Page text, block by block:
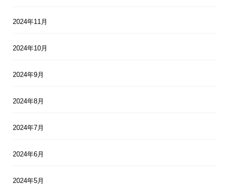
2024年11月
2024年10月
2024年9月
2024年8月
2024年7月
2024年6月
2024年5月